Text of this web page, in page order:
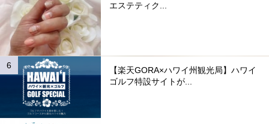
エステティク...
【楽天GORA×ハワイ州観光局】ハワイ
ゴルフ特設サイトが...